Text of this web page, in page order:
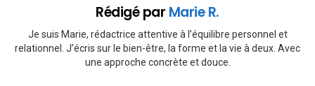
Rédigé par Marie R.
Je suis Marie, rédactrice attentive à l’équilibre personnel et
relationnel. J’écris sur le bien-être, la forme et la vie à deux. Avec
une approche concrète et douce.